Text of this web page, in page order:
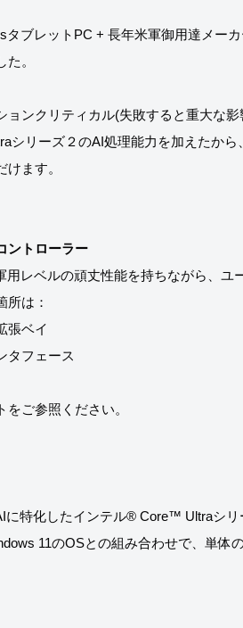
タブレットPC + 長年米軍御用達メー
。
ョンクリティカル(失敗すると重大な
シリーズ２のAI処理能力を加えたか
ます。
ントローラー
用レベルの頑丈性能を持ちながら、
所は：
張ベイ
タフェース
ご参照ください。
に特化したインテル® Core™ Ultraシ
11のOSとの組み合わせで、単